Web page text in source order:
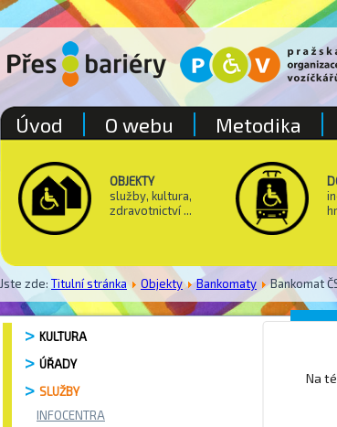
OBJEKTY
služby, kultura,
zdravotnictví ...
Jste zde: Titulní stránka Objekty Bankomaty Bankomat
Úvod O webu Metodika
KULTURA
ÚŘADY
SLUŽBY
INFOCENTRA
Na